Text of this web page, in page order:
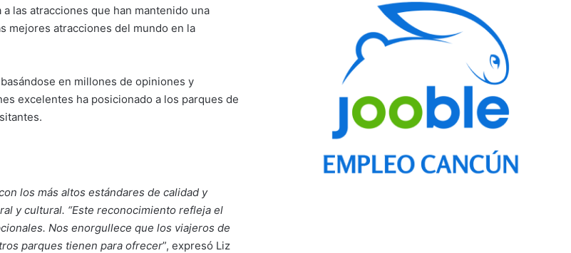
las atracciones que han mantenido una
mejores atracciones del mundo en la
en millones de opiniones y
excelentes ha posicionado a los parques de
los más altos estándares de calidad y
y cultural. “Este reconocimiento refleja el
Nos enorgullece que los viajeros de
parques tienen para ofrecer”, expresó Liz